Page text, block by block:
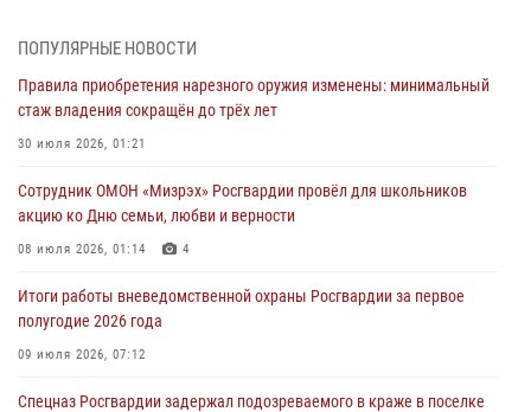
Российской Федерации
В Росгвардии вспоминают российских воинов, погибших в Первой
мировой войне 1914-1918 годов
Внесены изменения в правила проведения контрольного отстрела
гражданского оружия
Правила приобретения нарезного оружия изменены: минимальный
стаж владения сокращён до трёх лет
ПОПУЛЯРНЫЕ НОВОСТИ
Правила приобретения нарезного оружия изменены: минимальный
стаж владения сокращён до трёх лет
30 июля 2026, 01:21
Сотрудник ОМОН «Мизрэх» Росгвардии провёл для школьников
акцию ко Дню семьи, любви и верности
08 июля 2026, 01:14 4
Итоги работы вневедомственной охраны Росгвардии за первое
полугодие 2026 года
09 июля 2026, 07:12
Спецназ Росгвардии задержал подозреваемого в краже в поселке